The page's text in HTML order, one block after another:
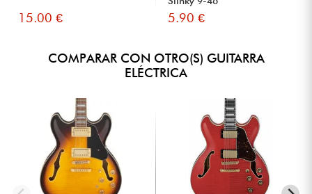
15.00 € 5.90 €
COMPARAR CON OTRO(S) GUITARRA
ELÉCTRICA